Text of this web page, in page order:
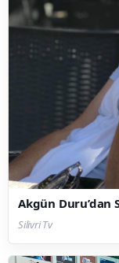
Akgün Duru’dan
Silivri Tv